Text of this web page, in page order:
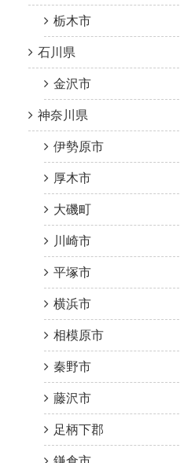
栃木市
石川県
金沢市
神奈川県
伊勢原市
厚木市
大磯町
川崎市
平塚市
横浜市
相模原市
秦野市
藤沢市
足柄下郡